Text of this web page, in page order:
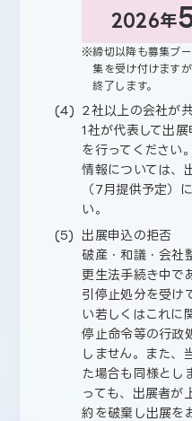
2026年
締切以降も募集ブ
集を受け付けます
終了します。
2社以上の会社が
1社が代表して出
を行ってください
情報については、
（7月提供予定）
い。
出展申込の拒否
破産・和議・会社
更生法手続き中で
引停止処分を受け
い若しくはこれに
停止命令等の行政
しません。また、
た場合も同様とし
っても、出展者が
約を破棄し出展を